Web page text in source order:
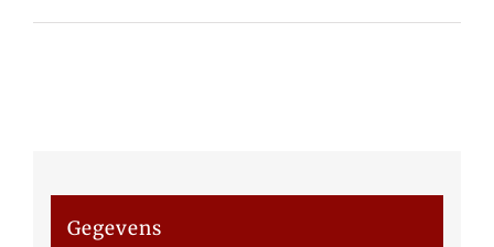
Gegevens